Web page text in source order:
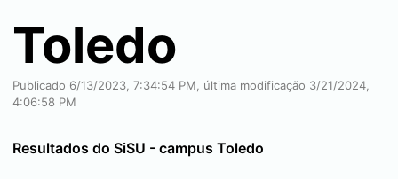
Toledo
Publicado 6/13/2023, 7:34:54 PM, última modificação 3/21/2024,
4:06:58 PM
Resultados do SiSU - campus Toledo